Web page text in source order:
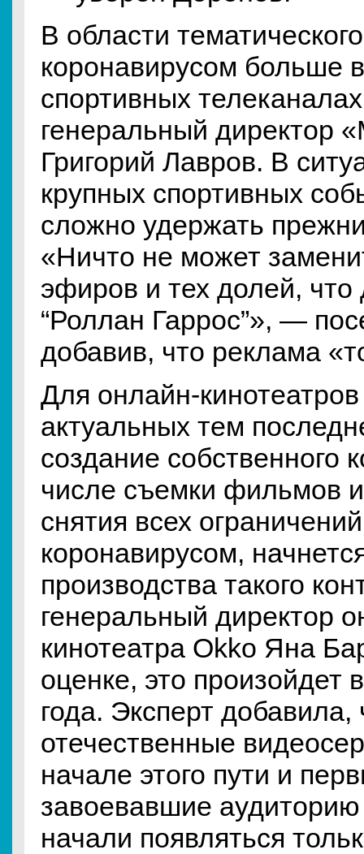
В области
коронавирусом больше
спортивных
генеральный директор
Григорий Лавров. В
крупных спортивных
сложно удержать
«Ничто не может
эфиров и тех долей,
“Роллан Гаррос”», —
добавив, что реклама
Для онлайн-
актуальных тем
создание собственного
числе съемки фильмов
снятия всех
коронавирусом,
производства такого
генеральный директор
кинотеатра Okko Яна
оценке, это произойдет
года. Эксперт добавила,
отечественные
начале этого пути и
завоевавшие
начали появляться